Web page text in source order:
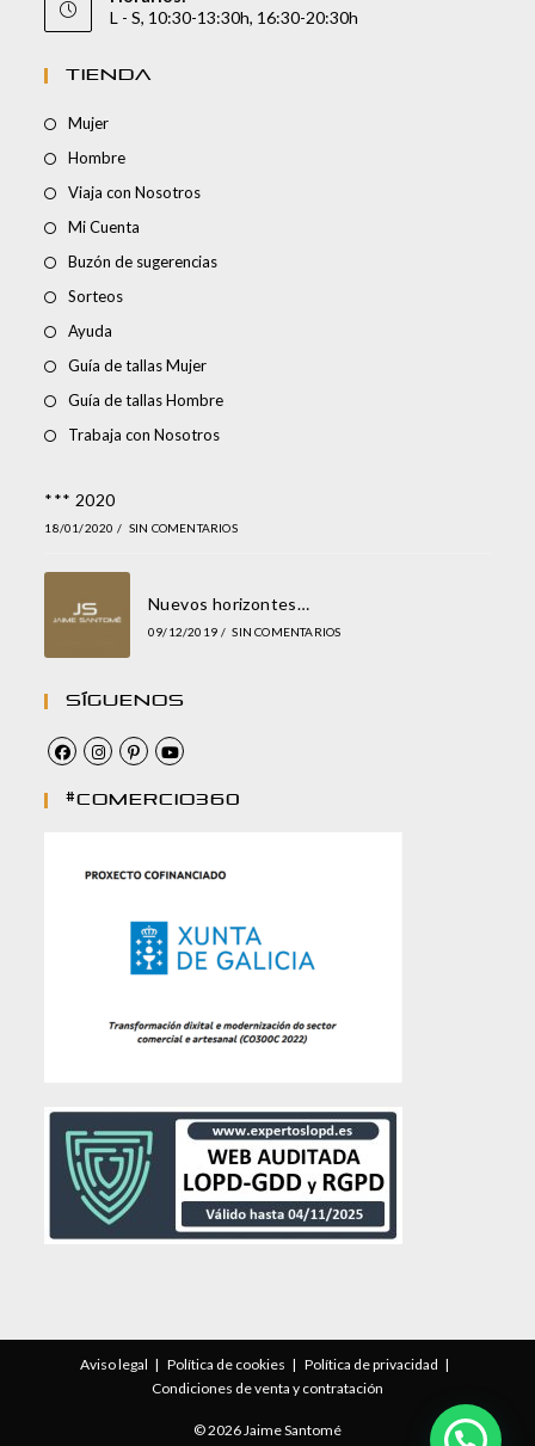
L - S, 10:30-13:30h, 16:30-20:30h
TIENDA
Mujer
Hombre
Viaja con Nosotros
Mi Cuenta
Buzón de sugerencias
Sorteos
Ayuda
Guía de tallas Mujer
Guía de tallas Hombre
Trabaja con Nosotros
*** 2020
18/01/2020 / SIN COMENTARIOS
Nuevos horizontes…
09/12/2019 / SIN COMENTARIOS
Síguenos
#comercio360
Aviso legal Política de cookies
Política de privacidad
Condiciones de venta y contratación
© 2026 Jaime Santomé